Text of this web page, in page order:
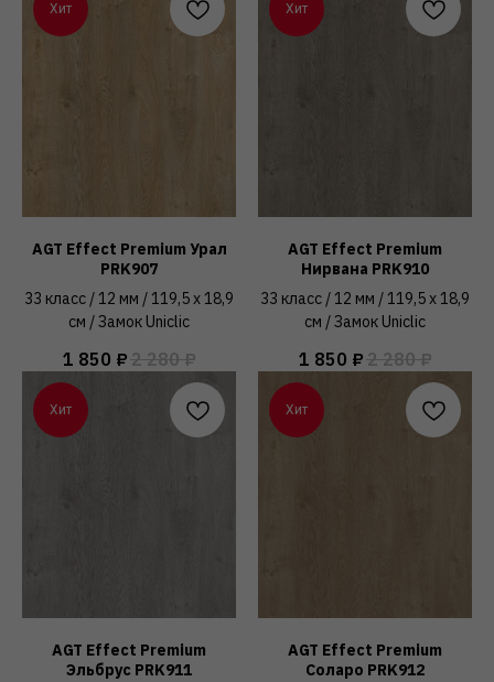
Хит
AGT Effect Premium Урал
PRK907
33 класс / 12 мм / 119,5 x 18,9
см / Замок Uniclic
1 850 ₽2 280 ₽
Хит
AGT Effect Premium
Нирвана PRK910
33 класс / 12 мм / 119,5 x 18,9
см / Замок Uniclic
1 850 ₽2 280 ₽
Хит
AGT Effect Premium
Эльбрус PRK911
Хит
AGT Effect Premium
Соларо PRK912